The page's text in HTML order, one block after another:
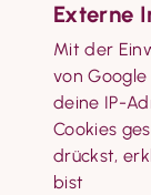
Externe
Mit der
von Google
deine IP-
Cookies
drückst,
bist